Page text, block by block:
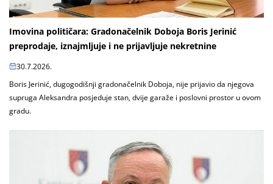
Imovina političara: Gradonačelnik Doboja Boris Jerinić
preprodaje, iznajmljuje i ne prijavljuje nekretnine
30.7.2026.
Boris Jerinić, dugogodišnji gradonačelnik Doboja, nije prijavio da njegova
supruga Aleksandra posjeduje stan, dvije garaže i poslovni prostor u ovom
gradu.